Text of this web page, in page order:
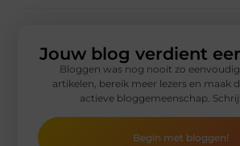
Jouw blog verdient
Bloggen was nog nooit zo
artikelen, bereik meer lezers en maak
actieve bloggemeenschap.
Begin met bloggen!